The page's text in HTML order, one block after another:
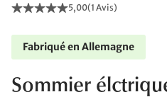
5,00(1 Avis)
Fabriqué en Allemagne
Sommier